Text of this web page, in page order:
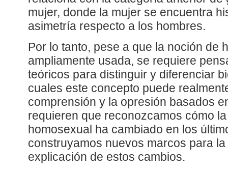
mujer, donde la mujer se encuentra
asimetría respecto a los hombres.
Por lo tanto, pese a que la noción de
ampliamente usada, se requiere
teóricos para distinguir y diferenciar
cuales este concepto puede
comprensión y la opresión basados
requieren que reconozcamos cómo
homosexual ha cambiado en los
construyamos nuevos marcos para
explicación de estos cambios.